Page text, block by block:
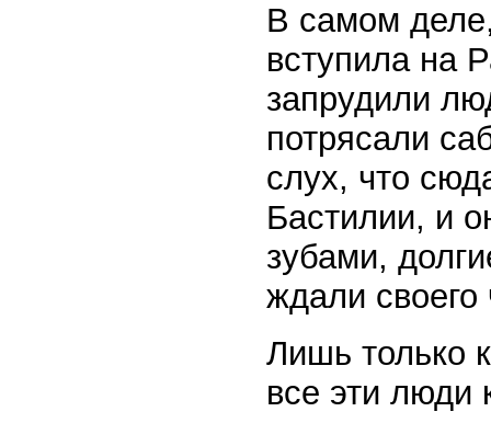
В самом
вступила на
запрудили
потрясали
слух, что
Бастилии, и
зубами,
ждали своего
Лишь только
все эти люди